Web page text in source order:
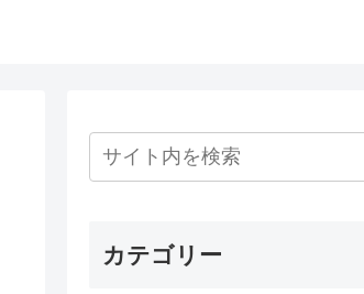
カテゴリー